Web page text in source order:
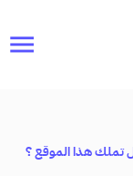
menu
تملك هذا الموقع ؟